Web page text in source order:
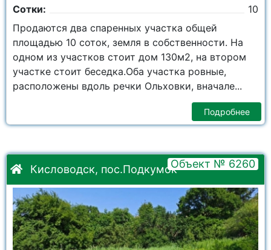
Сотки:
10
Продаются два спаренных участка общей
площадью 10 соток, земля в собственности. На
одном из участков стоит дом 130м2, на втором
участке стоит беседка.Оба участка ровные,
расположены вдоль речки Ольховки, вначале...
Подробнее
Кисловодск, пос.ПодкумокОбъект № 6260